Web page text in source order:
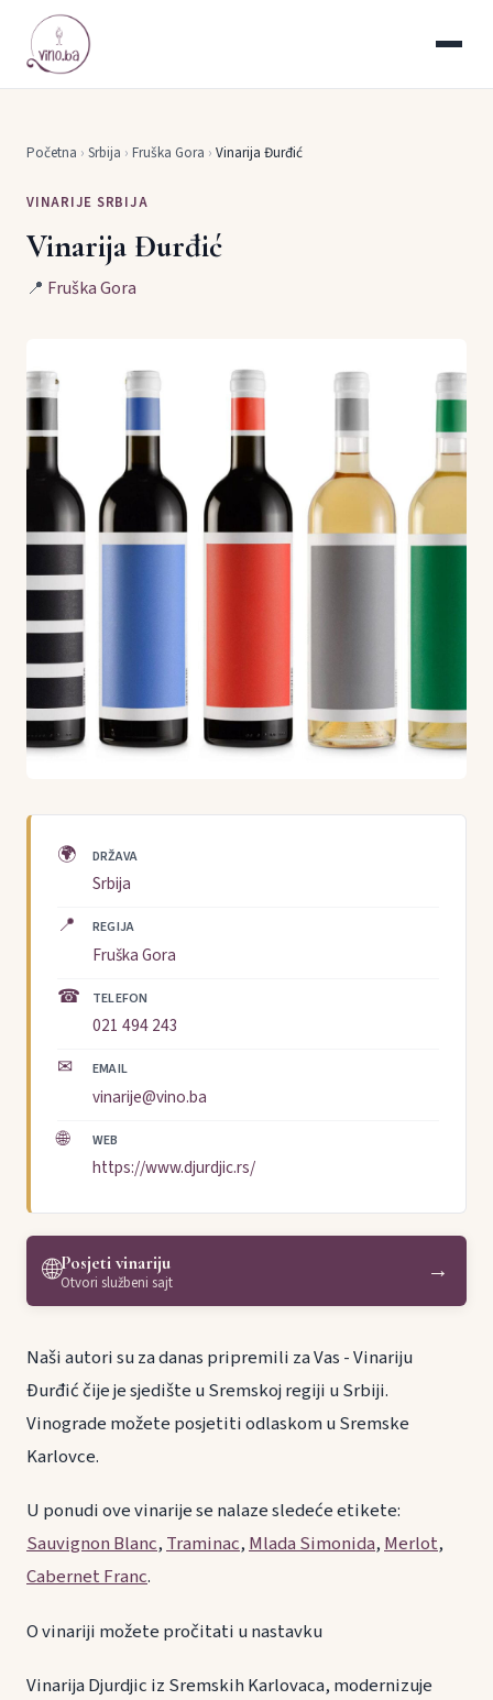
Početna › Srbija › Fruška Gora › Vinarija Đurđić
VINARIJE SRBIJA
Vinarija Đurđić
📍 Fruška Gora
🌍 DRŽAVA
Srbija
📍 REGIJA
Fruška Gora
☎ TELEFON
021 494 243
✉ EMAIL
vinarije@vino.ba
🌐 WEB
https://www.djurdjic.rs/
🌐Posjeti vinariju
Otvori službeni sajt →
Naši autori su za danas pripremili za Vas - Vinariju
Đurđić čije je sjedište u Sremskoj regiji u Srbiji.
Vinograde možete posjetiti odlaskom u Sremske
Karlovce.
U ponudi ove vinarije se nalaze sledeće etikete:
Sauvignon Blanc,Traminac,Mlada Simonida,Merlot,
Cabernet Franc.
O vinariji možete pročitati u nastavku
Vinarija Djurdjic iz Sremskih Karlovaca, modernizuje